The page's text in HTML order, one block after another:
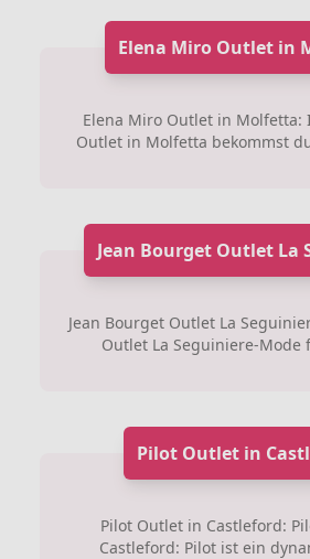
Elena Miro Outlet in
Elena Miro Outlet in Molfetta:
Outlet in Molfetta bekommst
Jean Bourget Outlet La
Jean Bourget Outlet La
Outlet La Seguiniere-Mode
Pilot Outlet in
Pilot Outlet in Castleford:
Castleford: Pilot ist ein